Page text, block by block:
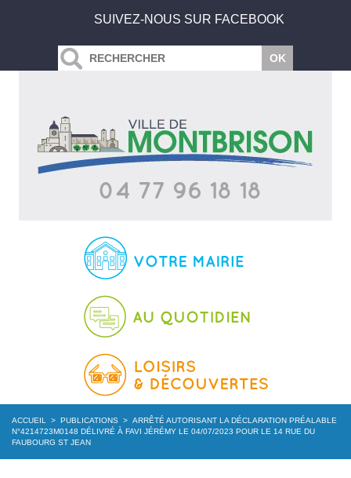
SUIVEZ-NOUS SUR FACEBOOK
ACCUEIL > PUBLICATIONS > ARRÊTÉ AUTORISANT LA DÉCLARATION PRÉALABLE
N°4214723M0148 DÉLIVRÉ À FAVI JÉRÉMY LE 04/07/2023 POUR LE 14 RUE DU
FAUBOURG ST JEAN